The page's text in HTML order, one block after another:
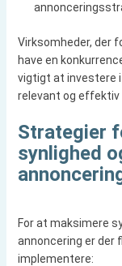
Virksomheder, der
have en
vigtigt at investere
relevant og effektiv
Strategier
synlighed
For at maksimere
annoncering er der
implementere: